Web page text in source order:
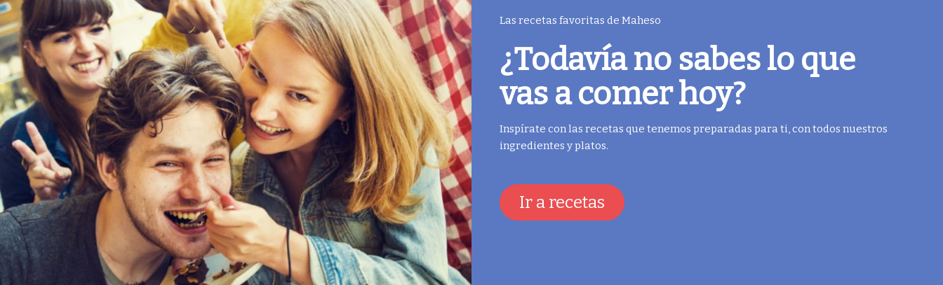
Las recetas favoritas de Maheso
¿Todavía no sabes lo que
vas a comer hoy?
Inspírate con las recetas que tenemos preparadas para ti, con todos nuestros
ingredientes y platos.
Ir a recetas